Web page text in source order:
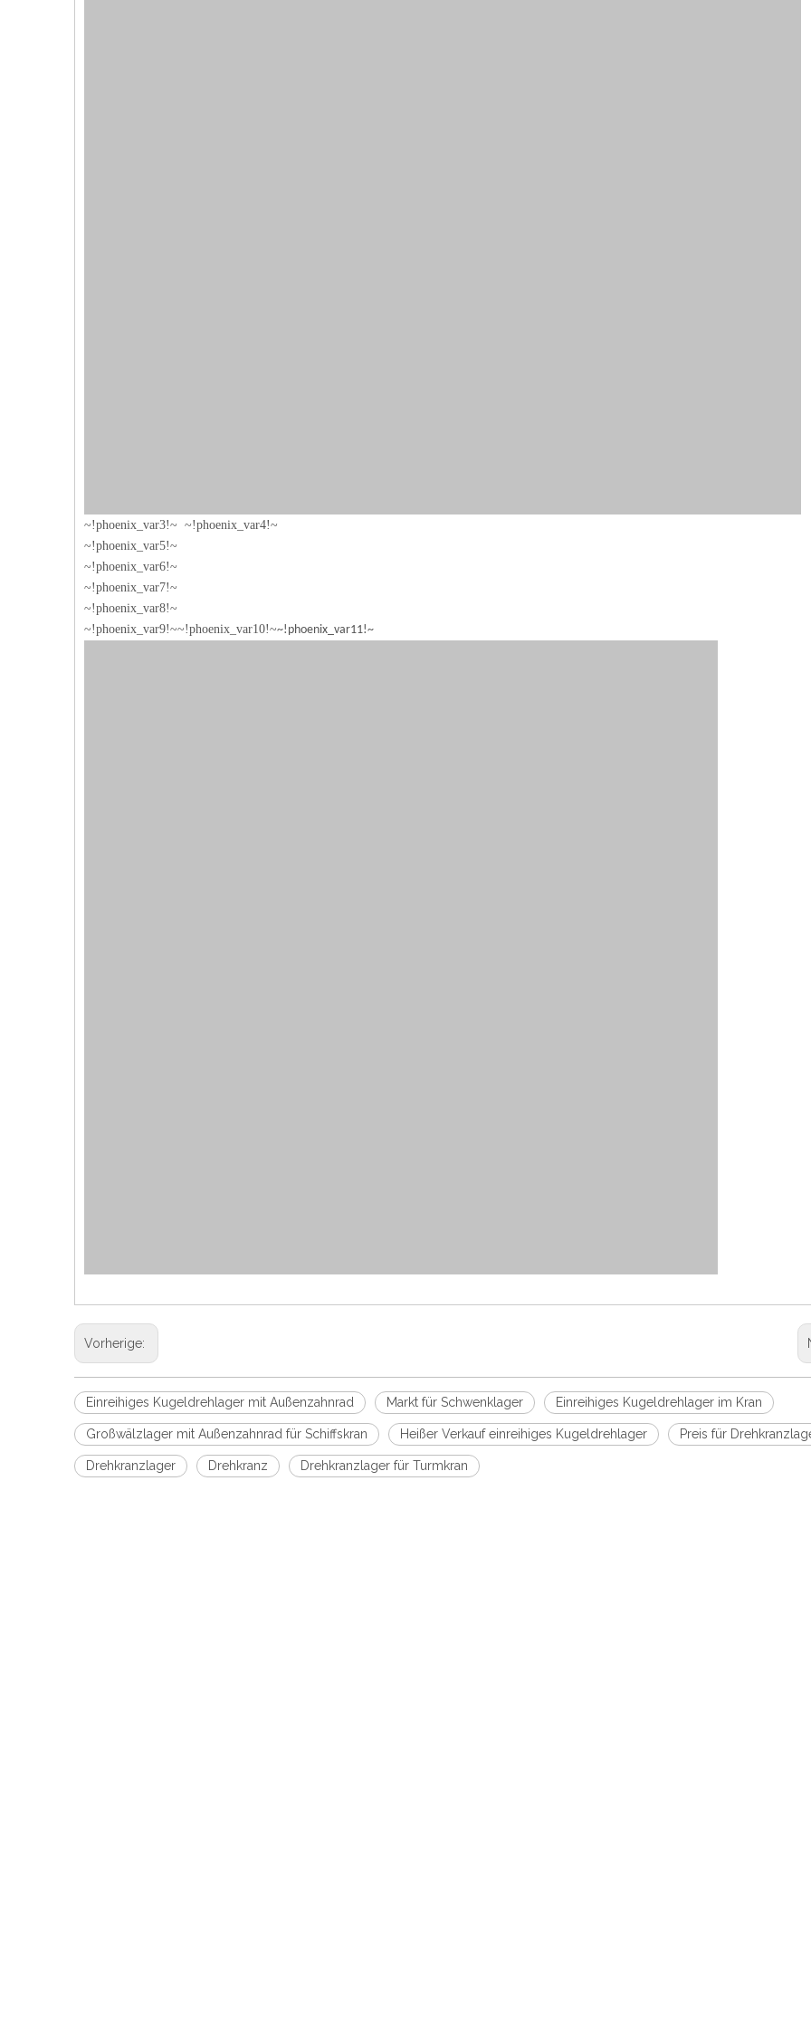
~!phoenix_var3!~ ~!phoenix_var4!~
~!phoenix_var5!~
~!phoenix_var6!~
~!phoenix_var7!~
~!phoenix_var8!~
~!phoenix_var9!~~!phoenix_var10!~~!phoenix_var11!~
Vorherige:
Einreihiges Kugeldrehlager mit Außenzahnrad Markt für Schwenklager Einreihiges Kugeldrehlager im Kran
Großwälzlager mit Außenzahnrad für Schiffskran Heißer Verkauf einreihiges Kugeldrehlager Preis für
Drehkranzlager Drehkranz Drehkranzlager für Turmkran